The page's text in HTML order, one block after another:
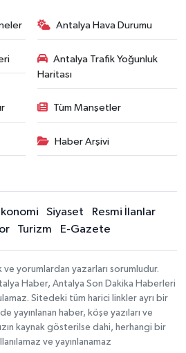
Antalya Hava Durumu
Antalya Trafik Yoğunluk
Haritası
Tüm Manşetler
Haber Arşivi
Siyaset
Resmi İlanlar
Turizm E-Gazete
ve yorumlardan yazarları sorumludur.
Haber, Antalya Son Dakika Haberleri
Sitedeki tüm harici linkler ayrı bir
yayınlanan haber, köşe yazıları ve
kaynak gösterilse dahi, herhangi bir
ve yayınlanamaz